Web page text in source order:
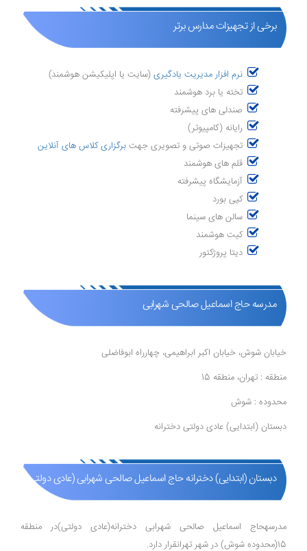
برخی از تجهیزات مدارس برتر
نرم افزار مدیریت یادگیری (سایت یا اپلیکیشن هوشمند)
تخته یا برد هوشمند
صندلی های پیشرفته
رایانه (کامپیوتر)
تجهیزات صوتی و تصویری جهت برگزاری کلاس های آنلاین
قلم های هوشمند
آزمایشگاه پیشرفته
کپی بورد
سالن های سینما
کیت هوشمند
دیتا پروژکتور
مدرسه حاج اسماعیل صالحی شهرابی
خیابان شوش، خیابان اکبر ابراهیمی، چهارراه ابوفاضلی
منطقه : تهران، منطقه 15
محدوده : شوش
دبستان (ابتدایی) عادی دولتی دخترانه
دبستان (ابتدایی) دخترانه حاج اسماعیل صالحی شهرابی (عادی دولتی )
مدرسهحاج اسماعیل صالحی شهرابی دخترانه(عادی دولتی)در منطقه
15(محدوده شوش) در شهر تهرانقرار دارد.